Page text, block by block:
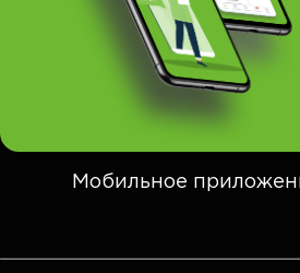
Мобильное